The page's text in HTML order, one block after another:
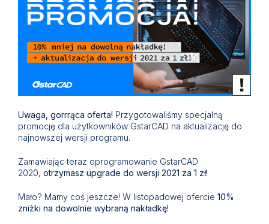
Uwaga, gorrrąca oferta! Przygotowaliśmy specjalną
promocję dla użytkowników GstarCAD na aktualizację do
najnowszej wersji programu.
Zamawiając teraz oprogramowanie GstarCAD
2020, otrzymasz upgrade do wersji 2021 za 1 zł!
Mało? Mamy coś jeszcze! W listopadowej ofercie 10%
zniżki na dowolnie wybraną nakładkę!